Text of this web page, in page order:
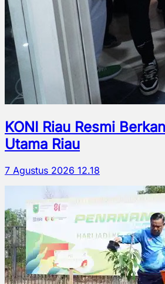
KONI Riau Resmi
Utama Riau
7 Agustus 2026 12.18